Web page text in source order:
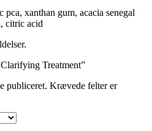
xanthan gum, acacia senegal
citric acid
Treatment”
publiceret. Krævede felter er